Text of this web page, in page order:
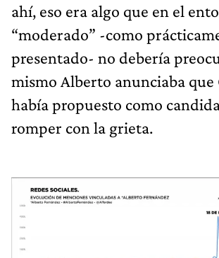
ahí, eso era algo que en el
“moderado” -como
presentado- no debería
mismo Alberto anunciaba
había propuesto como
romper con la grieta.